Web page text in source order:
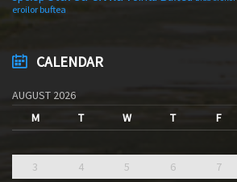
eroilor buftea
CALENDAR
AUGUST 2026
M
T W T F
3
4 5 6 7